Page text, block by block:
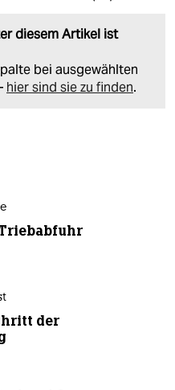
diesem Artikel ist
bei ausgewählten
hier sind sie zu finden.
der